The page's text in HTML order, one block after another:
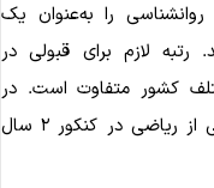
را به‌عنوان یک
لازم برای قبولی در
کشور متفاوت است. در
جدول زیر، آخرین رتبه لازم برای روانشناسی از ریاضی در کنکور ۲ سال